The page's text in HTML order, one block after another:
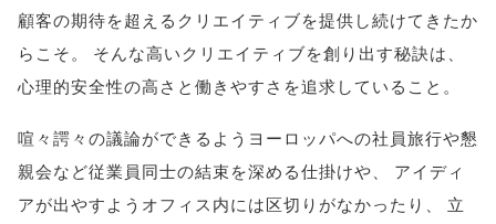
顧客の期待を超えるクリエイティブを提供し続けてきたか
らこそ。 そんな高いクリエイティブを創り出す秘訣は
心理的安全性の高さと働きやすさを追求していること 。
喧々諤々の議論ができるようヨーロッパへの社員旅行や懇
親会など従業員同士の結束を深める仕掛けや
アイディ
アが出やすようオフィス内には区切りがなかったり
立